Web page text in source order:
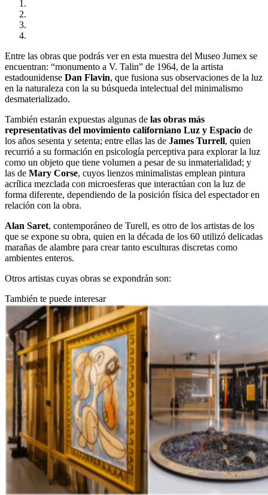
Entre las obras que podrás ver en esta muestra del Museo Jumex se
encuentran: “monumento a V. Talin” de 1964, de la artista
estadounidense Dan Flavin, que fusiona sus observaciones de la luz
en la naturaleza con la su búsqueda intelectual del minimalismo
desmaterializado.
También estarán expuestas algunas de las obras más
representativas del movimiento californiano Luz y Espacio de
los años sesenta y setenta; entre ellas las de James Turrell, quien
recurrió a su formación en psicología perceptiva para explorar la luz
como un objeto que tiene volumen a pesar de su inmaterialidad; y
las de Mary Corse, cuyos lienzos minimalistas emplean pintura
acrílica mezclada con microesferas que interactúan con la luz de
forma diferente, dependiendo de la posición física del espectador en
relación con la obra.
Alan Saret, contemporáneo de Turell, es otro de los artistas de los
que se expone su obra, quien en la década de los 60 utilizó delicadas
marañas de alambre para crear tanto esculturas discretas como
ambientes enteros.
Otros artistas cuyas obras se expondrán son:
También te puede interesar